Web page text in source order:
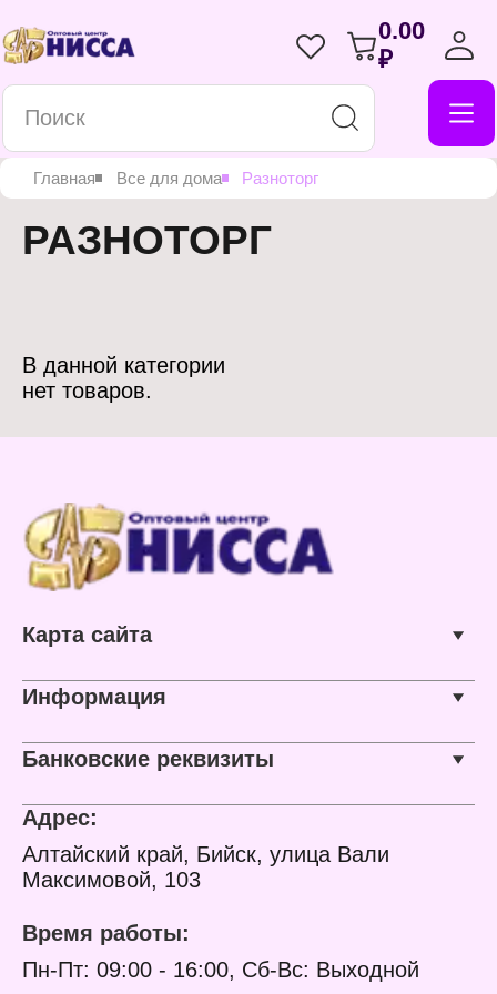
0.00
₽
Главная Все для дома Разноторг
РАЗНОТОРГ
В данной категории
нет товаров.
Карта сайта
Информация
Банковские реквизиты
Адрес:
Алтайский край, Бийск, улица Вали
Максимовой, 103
Время работы:
Пн-Пт: 09:00 - 16:00, Сб-Вс: Выходной